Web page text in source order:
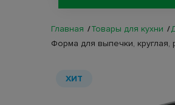
Главная Товары для кухни
Форма для выпечки, круглая,
ХИТ